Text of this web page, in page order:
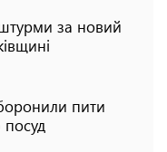
за новий
пити